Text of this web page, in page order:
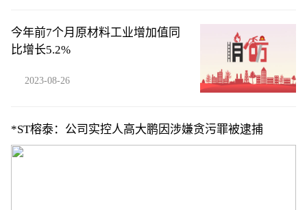
今年前7个月原材料工业增加值同
比增长5.2%
2023-08-26
*ST榕泰：公司实控人高大鹏因涉嫌贪污罪被逮捕